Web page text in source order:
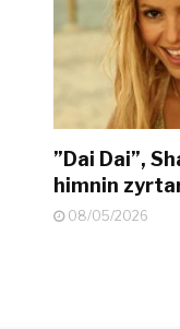
”Dai Dai”,
himnin
08/05/2026